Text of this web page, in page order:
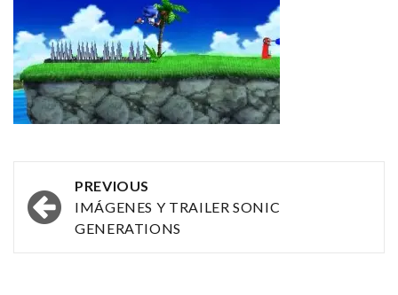
Post
navigation
PREVIOUS
IMÁGENES Y TRAILER SONIC
GENERATIONS